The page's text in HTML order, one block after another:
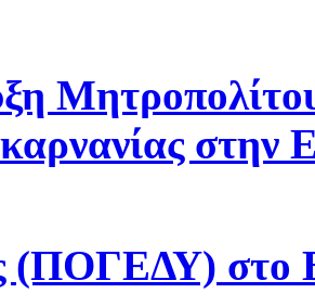
στην
(ΠΟΓΕΔΥ) στο